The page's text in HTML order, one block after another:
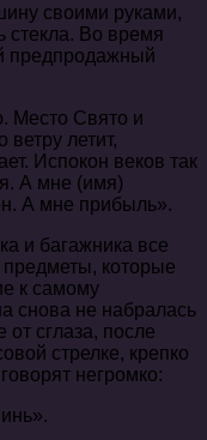
своими руками,
стекла. Во время
предпродажный
Место Свято и
летит,
Испокон веков так
А мне (имя)
А мне прибыль».
и багажника все
которые
к самому
снова не набралась
от сглаза, после
стрелке, крепко
негромко: